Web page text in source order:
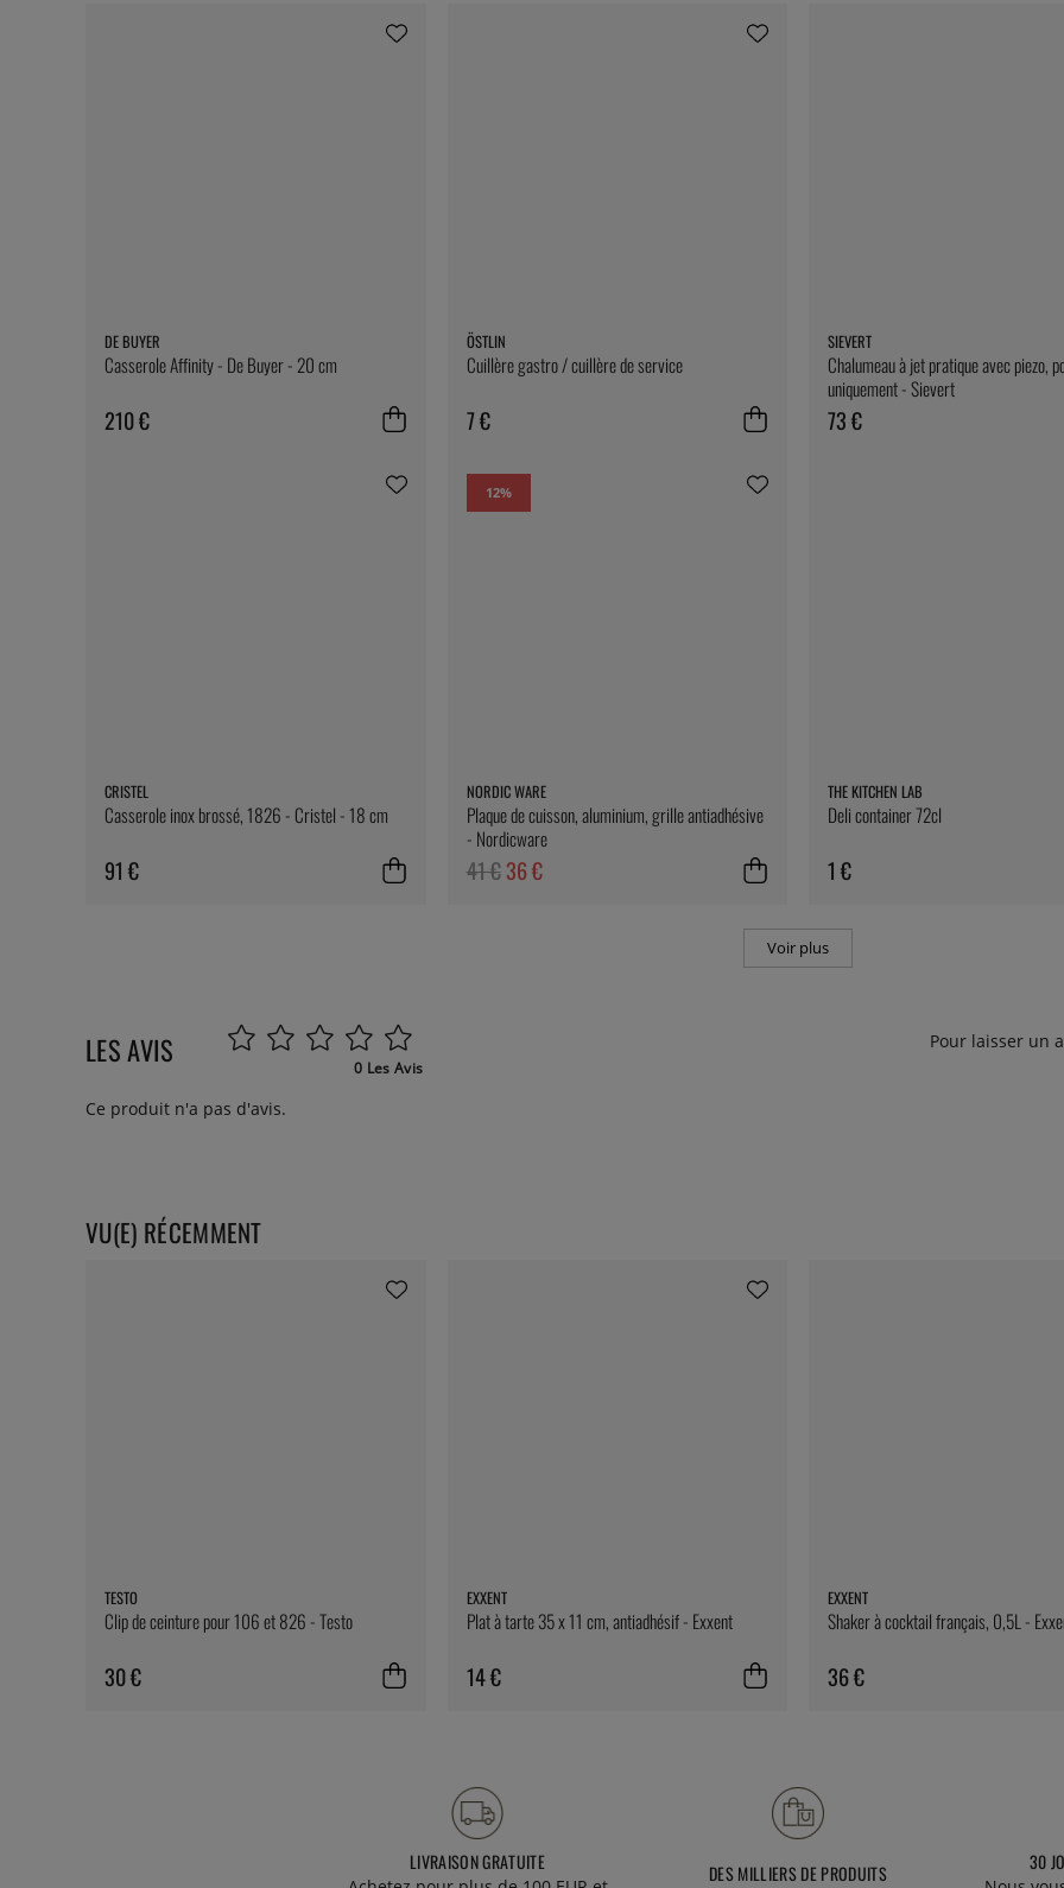
DE BUYER
Casserole Affinity - De Buyer - 20 cm
210 €
ÖSTLIN
Cuillère gastro / cuillère de service
7 €
SIEVERT
Chalumeau à jet pratique avec piezo,
uniquement - Sievert
73 €
CRISTEL
Casserole inox brossé, 1826 - Cristel - 18 cm
91 €
12%
NORDIC WARE
Plaque de cuisson, aluminium, grille antiadhésive
- Nordicware
41 € 36 €
THE KITCHEN LAB
Deli container 72cl
1 €
Voir plus
LES AVIS 0 Les Avis
Pour laisser un
Ce produit n'a pas d'avis.
VU(E) RÉCEMMENT
TESTO
Clip de ceinture pour 106 et 826 - Testo
30 €
EXXENT
Plat à tarte 35 x 11 cm, antiadhésif - Exxent
14 €
EXXENT
Shaker à cocktail français, 0,5L -
36 €
LIVRAISON GRATUITE DES MILLIERS DE PRODUITS 30